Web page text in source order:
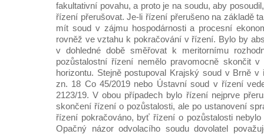
fakultativní povahu, a proto je na soudu, aby
řízení přerušovat. Je-li řízení přerušeno na základě
mít soud v zájmu hospodárnosti a procesní
rovněž ve vztahu k pokračování v řízení. Bylo by
v dohledné době směřovat k meritornímu
pozůstalostní řízení nemělo pravomocně skončit v
horizontu. Stejně postupoval Krajský soud v Brně
zn. 18 Co 45/2019 nebo Ústavní soud v řízení
2123/19. V obou případech bylo řízení nejprve
skončení řízení o pozůstalosti, ale po ustanovení
řízení pokračováno, byť řízení o pozůstalosti
Opačný názor odvolacího soudu dovolatel